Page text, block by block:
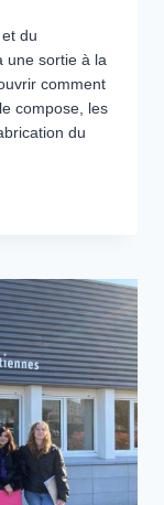
du
une sortie à la
comment
compose, les
du